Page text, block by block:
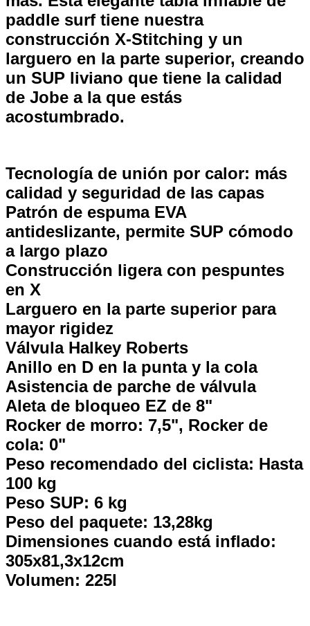
paddle surf tiene nuestra
construcción X-Stitching y un
larguero en la parte superior, creando
un SUP liviano que tiene la calidad
de Jobe a la que estás
acostumbrado.
Tecnología de unión por calor: más
calidad y seguridad de las capas
Patrón de espuma EVA
antideslizante, permite SUP cómodo
a largo plazo
Construcción ligera con pespuntes
en X
Larguero en la parte superior para
mayor rigidez
Válvula Halkey Roberts
Anillo en D en la punta y la cola
Asistencia de parche de válvula
Aleta de bloqueo EZ de 8"
Rocker de morro: 7,5", Rocker de
cola: 0"
Peso recomendado del ciclista: Hasta
100 kg
Peso SUP: 6 kg
Peso del paquete: 13,28kg
Dimensiones cuando está inflado:
305x81,3x12cm
Volumen: 225l